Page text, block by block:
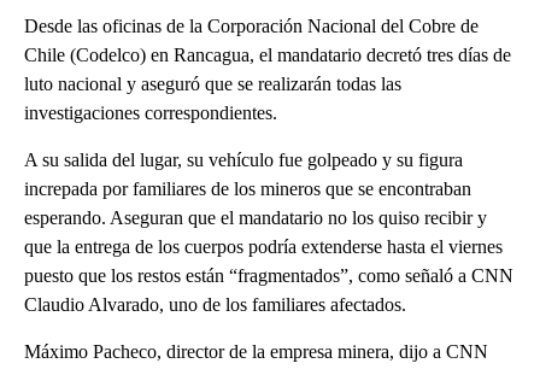
Desde las oficinas de la Corporación Nacional del Cobre de
Chile (Codelco) en Rancagua, el mandatario decretó tres días de
luto nacional y aseguró que se realizarán todas las
investigaciones correspondientes.
A su salida del lugar, su vehículo fue golpeado y su figura
increpada por familiares de los mineros que se encontraban
esperando. Aseguran que el mandatario no los quiso recibir y
que la entrega de los cuerpos podría extenderse hasta el viernes
puesto que los restos están “fragmentados”, como señaló a CNN
Claudio Alvarado, uno de los familiares afectados.
Máximo Pacheco, director de la empresa minera, dijo a CNN